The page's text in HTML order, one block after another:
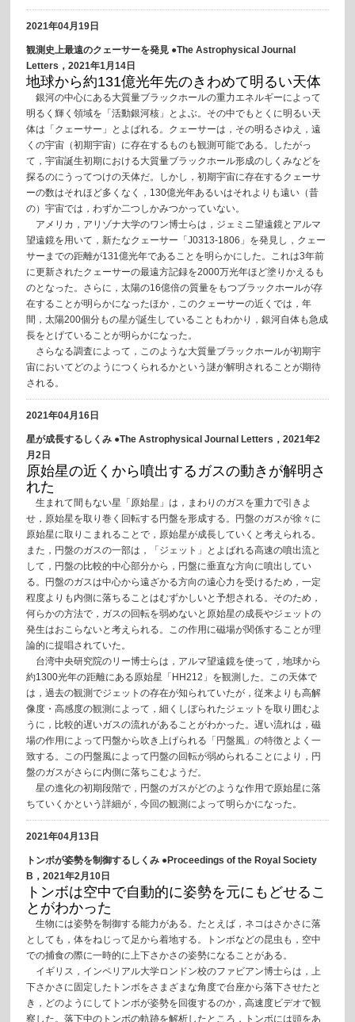
2021年04月19日
観測史上最遠のクェーサーを発見 ●The Astrophysical Journal
Letters，2021年1月14日
地球から約131億光年先のきわめて明るい天体
銀河の中心にある大質量ブラックホールの重力エネルギーによって
明るく輝く領域を「活動銀河核」とよぶ。その中でもとくに明るい天
体は「クェーサー」とよばれる。クェーサーは，その明るさゆえ，遠
くの宇宙（初期宇宙）に存在するものも観測可能である。したがっ
て，宇宙誕生初期における大質量ブラックホール形成のしくみなどを
探るのにうってつけの天体だ。しかし，初期宇宙に存在するクェーサ
ーの数はそれほど多くなく，130億光年あるいはそれよりも遠い（昔
の）宇宙では，わずか二つしかみつかっていない。
アメリカ，アリゾナ大学のワン博士らは，ジェミニ望遠鏡とアルマ
望遠鏡を用いて，新たなクェーサー「J0313-1806」を発見し，クェー
サーまでの距離が131億光年であることを明らかにした。これは3年前
に更新されたクェーサーの最遠方記録を2000万光年ほど塗りかえるも
のとなった。さらに，太陽の16億倍の質量をもつブラックホールが存
在することが明らかになったほか，このクェーサーの近くでは，年
間，太陽200個分もの星が誕生していることもわかり，銀河自体も急成
長をとげていることが明らかになった。
さらなる調査によって，このような大質量ブラックホールが初期宇
宙においてどのようにつくられるかという謎が解明されることが期待
される。
2021年04月16日
星が成長するしくみ ●The Astrophysical Journal Letters，2021年2
月2日
原始星の近くから噴出するガスの動きが解明さ
れた
生まれて間もない星「原始星」は，まわりのガスを重力で引きよ
せ，原始星を取り巻く回転する円盤を形成する。円盤のガスが徐々に
原始星に取りこまれることで，原始星が成長していくと考えられる。
また，円盤のガスの一部は，「ジェット」とよばれる高速の噴出流と
して，円盤の比較的中心部分から，円盤に垂直な方向に噴出してい
る。円盤のガスは中心から遠ざかる方向の遠心力を受けるため，一定
程度よりも内側に落ちることはむずかしいと予想される。そのため，
何らかの方法で，ガスの回転を弱めないと原始星の成長やジェットの
発生はおこらないと考えられる。この作用に磁場が関係することが理
論的に提唱されていた。
台湾中央研究院のリー博士らは，アルマ望遠鏡を使って，地球から
約1300光年の距離にある原始星「HH212」を観測した。この天体で
は，過去の観測でジェットの存在が知られていたが，従来よりも高解
像度・高感度の観測によって，細くしぼられたジェットを取り囲むよ
うに，比較的遅いガスの流れがあることがわかった。遅い流れは，磁
場の作用によって円盤から吹き上げられる「円盤風」の特徴とよく一
致する。この円盤風によって円盤の回転が弱められることにより，円
盤のガスがさらに内側に落ちこむようだ。
星の進化の初期段階で，円盤のガスがどのような作用で原始星に落
ちていくかという詳細が，今回の観測によって明らかになった。
2021年04月13日
トンボが姿勢を制御するしくみ ●Proceedings of the Royal Society
B，2021年2月10日
トンボは空中で自動的に姿勢を元にもどせるこ
とがわかった
生物には姿勢を制御する能力がある。たとえば，ネコはさかさに落
としても，体をねじって足から着地する。トンボなどの昆虫も，空中
での捕食の際に一時的に上下さかさの姿勢になることがある。
イギリス，インペリアル大学ロンドン校のファビアン博士らは，上
下さかさに固定したトンボをさまざまな角度で台座から落下させたと
き，どのようにしてトンボが姿勢を回復するのか，高速度ビデオで観
察した。落下中のトンボの軌跡を解析したところ，トンボには頭をあ